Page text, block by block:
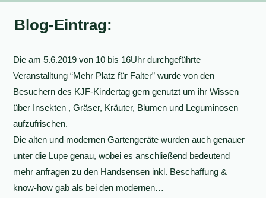
Blog-Eintrag:
Die am 5.6.2019 von 10 bis 16Uhr durchgeführte
Veranstalltung “Mehr Platz für Falter” wurde von den
Besuchern des KJF-Kindertag gern genutzt um ihr Wissen
über Insekten , Gräser, Kräuter, Blumen und Leguminosen
aufzufrischen.
Die alten und modernen Gartengeräte wurden auch genauer
unter die Lupe genau, wobei es anschließend bedeutend
mehr anfragen zu den Handsensen inkl. Beschaffung &
know-how gab als bei den modernen…